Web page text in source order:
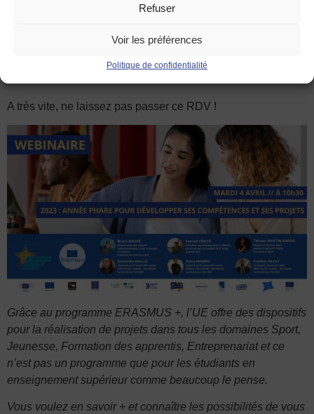
Refuser
Voir les préférences
Politique de confidentialité
l’événement pour vous connecter.
N’hésitez pas à diffuser cette invitation largement dans vos
A très vite, ne laissez pas passer ce RDV !
Grâce au programme ERASMUS +, l’UE offre des dispositifs
pour la réalisation de projets dans tous les domaines Sport,
Jeunesse, Formation des apprentis, Entreprenariat et ce
n’est pas un programme que pour les étudiants en
enseignement supérieur comme beaucoup le pense.
Vous voulez en savoir + et connaître les possibilités de vous